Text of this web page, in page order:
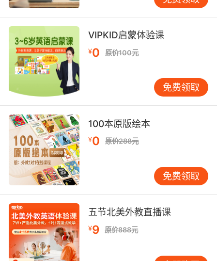
我翻阅了所有传说 记录都一样的
10. There's got to be something in... in... in
magic or angel lore.
法术或天使传说里肯定有什么能用上
VIPKID启蒙体验课
¥0 原价100元
免费领取
100本原版绘本
¥0 原价288元
免费领取
五节北美外教直播课
¥9 原价888元